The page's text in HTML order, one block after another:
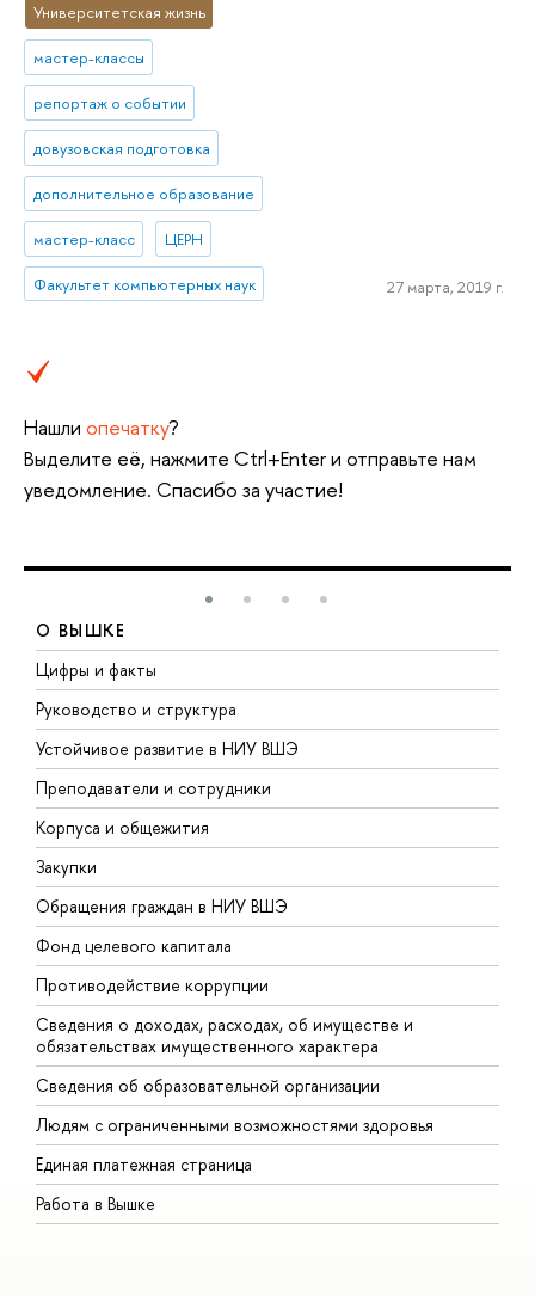
Университетская жизнь
мастер-классы
репортаж о событии
довузовская подготовка
дополнительное образование
мастер-класс ЦЕРН
Факультет компьютерных наук 27 марта, 2019 г.
Нашли опечатку?
Выделите её, нажмите Ctrl+Enter и отправьте нам
уведомление. Спасибо за участие!
О ВЫШКЕ
Цифры и факты
Руководство и структура
Устойчивое развитие в НИУ ВШЭ
Преподаватели и сотрудники
Корпуса и общежития
Закупки
Обращения граждан в НИУ ВШЭ
Фонд целевого капитала
Противодействие коррупции
Сведения о доходах, расходах, об имуществе и
обязательствах имущественного характера
Сведения об образовательной организации
Людям с ограниченными возможностями здоровья
Единая платежная страница
Работа в Вышке